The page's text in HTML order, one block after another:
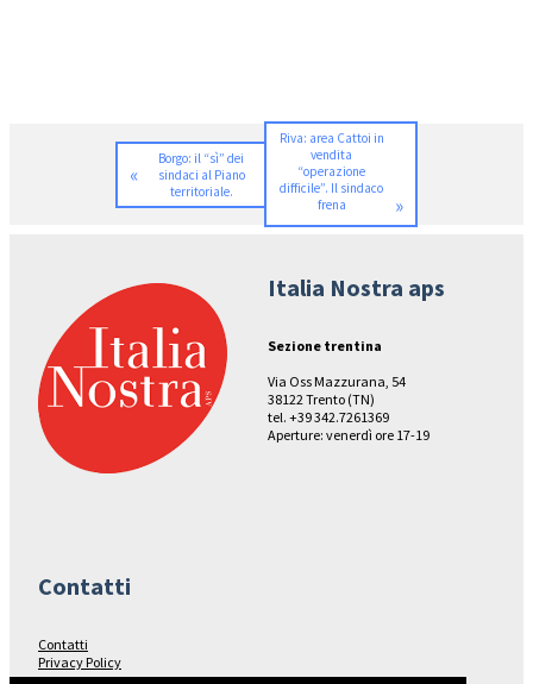
«
Borgo: il “sì” dei
sindaci al Piano
territoriale.
Riva: area Cattoi in
vendita
“operazione
difficile”. Il sindaco
frena
»
Italia Nostra aps
Sezione trentina
Via Oss Mazzurana, 54
38122 Trento (TN)
tel. +39 342.7261369
Aperture: venerdì ore 17-19
Contatti
Contatti
Privacy Policy